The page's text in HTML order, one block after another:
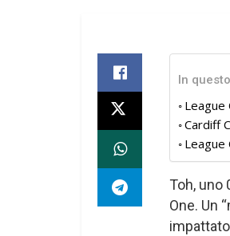
In
League
Cardiff
League
Toh, uno
One. Un